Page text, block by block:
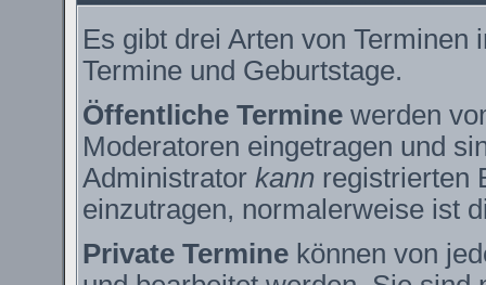
Es gibt drei Arten von Terminen
Termine und Geburtstage.
Öffentliche Terminewerden
Moderatoren eingetragen und
Administrator kannregistrierten
einzutragen, normalerweise ist
Private Terminekönnen von